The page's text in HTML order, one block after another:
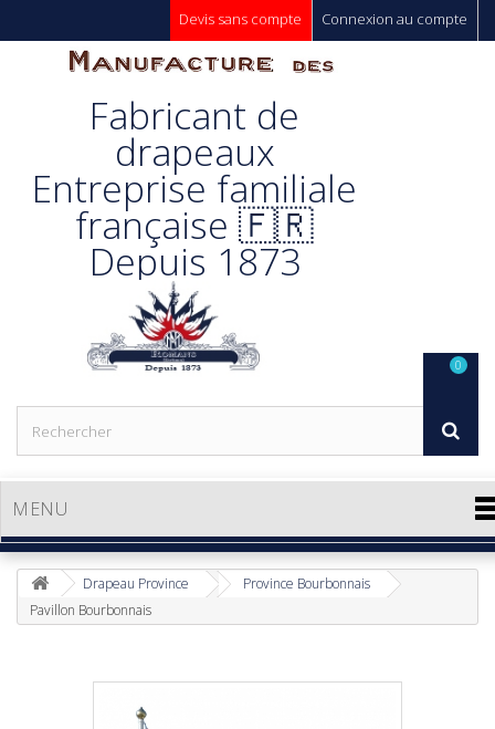
Connexion au compte
Devis sans compte
Manufacture
Des
Drapeaux
Unic s.a.
Fabricant de
drapeaux
Entreprise familiale
française 🇫🇷
Depuis 1873
MENU
0
Drapeau Province
Province Bourbonnais
Pavillon Bourbonnais